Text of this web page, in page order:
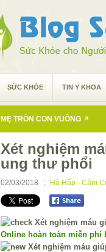
SỨC KHỎE TIN Y KHOA
MẸ TRÒN CON VUÔNG »
Xét nghiệm
ung thư phổi
02/03/2018 Hô Hấp - Cảm
Online hoàn toàn miễn phí